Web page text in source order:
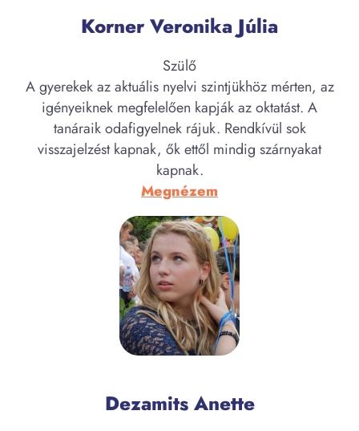
Korner Veronika Júlia
Szülő
A gyerekek az aktuális nyelvi szintjükhöz mérten, az
igényeiknek megfelelően kapják az oktatást. A
tanáraik odafigyelnek rájuk. Rendkívül sok
visszajelzést kapnak, ők ettől mindig szárnyakat
kapnak.
Megnézem
Korner
Veronika
Júlia
Dezamits Anette